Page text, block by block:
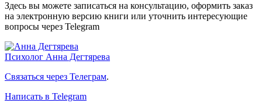
Здесь вы можете записаться на консультацию, оформить заказ
на электронную версию книги или уточнить интересующие
вопросы через Telegram
Психолог Анна Дегтярева
Связаться через Телеграм.
Написать в Telegram